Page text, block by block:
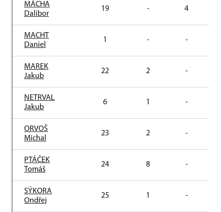
MÁCHA
Dalibor
19 - 4
MACHT
Daniel
1 - -
MAREK
Jakub
22 2 -
NETRVAL
Jakub
6 1 -
ORVOŠ
Michal
23 2 -
PTÁČEK
Tomáš
24 8 -
SÝKORA
Ondřej
25 1 -